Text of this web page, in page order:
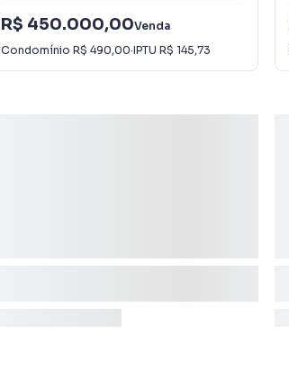
R$ 450.000,00Venda
Condomínio R$ 490,00·IPTU R$ 145,73